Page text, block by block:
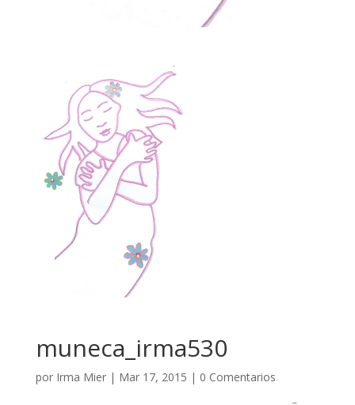
muneca_irma530
por Irma Mier| Mar 17, 2015 | 0 Comentarios